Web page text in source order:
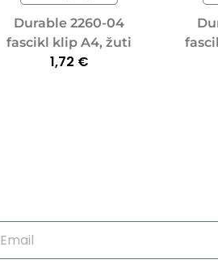
Durable 2260-04
fascikl klip A4, žuti
1,72 €